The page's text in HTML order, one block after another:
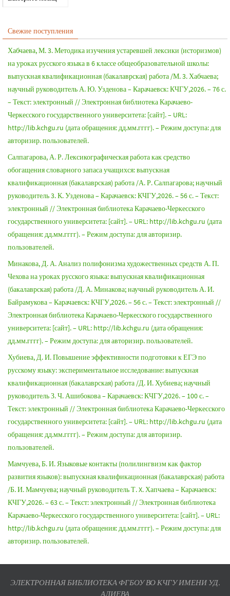
Свежие поступления
Хабчаева, М. 3. Методика изучения устаревшей лексики (историзмов)
на уроках русского языка в 6 классе общеобразовательной школы:
выпускная квалификационная (бакалаврская) работа /М. 3. Хабчаева;
научный руководитель А. Ю. Узденова – Карачаевск: КЧГУ,2026. – 76 с.
– Текст: электронный // Электронная библиотека Карачаево-
Черкесского государственного университета: [сайт]. – URL:
http://lib.kchgu.ru (дата обращения: дд.мм.гггг). – Режим доступа: для
авторизир. пользователей.
Салпагарова, А. Р. Лексикографическая работа как средство
обогащения словарного запаса учащихся: выпускная
квалификационная (бакалаврская) работа /А. Р. Салпагарова; научный
руководитель 3. К. Узденова – Карачаевск: КЧГУ,2026. – 56 с. – Текст:
электронный // Электронная библиотека Карачаево-Черкесского
государственного университета: [сайт]. – URL: http://lib.kchgu.ru (дата
обращения: дд.мм.гггг). – Режим доступа: для авторизир.
пользователей.
Минакова, Д. А. Анализ полифонизма художественных средств А. П.
Чехова на уроках русского языка: выпускная квалификационная
(бакалаврская) работа /Д. А. Минакова; научный руководитель А. И.
Байрамукова – Карачаевск: КЧГУ,2026. – 56 с. – Текст: электронный //
Электронная библиотека Карачаево-Черкесского государственного
университета: [сайт]. – URL: http://lib.kchgu.ru (дата обращения:
дд.мм.гггг). – Режим доступа: для авторизир. пользователей.
Хубиева, Д. И. Повышение эффективности подготовки к ЕГЭ по
русскому языку: экспериментальное исследование: выпускная
квалификационная (бакалаврская) работа /Д. И. Хубиева; научный
руководитель З. Ч. Ашибокова – Карачаевск: КЧГУ,2026. – 100 с. –
Текст: электронный // Электронная библиотека Карачаево-Черкесского
государственного университета: [сайт]. – URL: http://lib.kchgu.ru (дата
обращения: дд.мм.гггг). – Режим доступа: для авторизир.
пользователей.
Мамчуева, Б. И. Языковые контакты (полилингвизм как фактор
развития языков): выпускная квалификационная (бакалаврская) работа
/Б. И. Мамчуева; научный руководитель Т. X. Хапчаева – Карачаевск:
КЧГУ,2026. – 63 с. – Текст: электронный // Электронная библиотека
Карачаево-Черкесского государственного университета: [сайт]. – URL:
http://lib.kchgu.ru (дата обращения: дд.мм.гггг). – Режим доступа: для
авторизир. пользователей.
ЭЛЕКТРОННАЯ БИБЛИОТЕКА ФГБОУ ВО КЧГУ ИМЕНИ УД.
АЛИЕВА